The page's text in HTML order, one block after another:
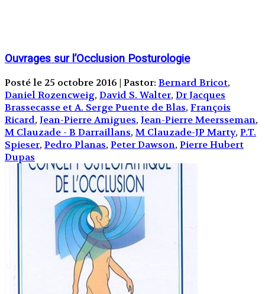
Ouvrages sur l’Occlusion Posturologie
Posté le 25 octobre 2016 | Pastor: Bernard Bricot,
Daniel Rozencweig, David S. Walter, Dr Jacques
Brassecasse et A. Serge Puente de Blas, François
Ricard, Jean-Pierre Amigues, Jean-Pierre Meersseman,
M Clauzade - B Darraillans, M Clauzade-JP Marty, P.T.
Spieser, Pedro Planas, Peter Dawson, Pierre Hubert
Dupas